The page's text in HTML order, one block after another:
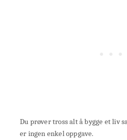
Du prøver tross alt å bygge et liv
er ingen enkel oppgave.